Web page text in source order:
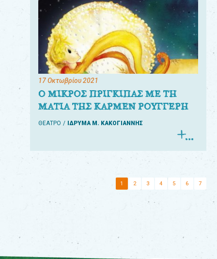
17 Οκτωβρίου 2021
Ο ΜΙΚΡΟΣ ΠΡΙΓΚΙΠΑΣ ΜΕ ΤΗ
ΜΑΤΙΑ ΤΗΣ ΚΑΡΜΕΝ ΡΟΥΓΓΕΡΗ
ΘΕΑΤΡΟ ΙΔΡΥΜΑ Μ. ΚΑΚΟΓΙΑΝΝΗΣ
1 2 3 4 5 6 7